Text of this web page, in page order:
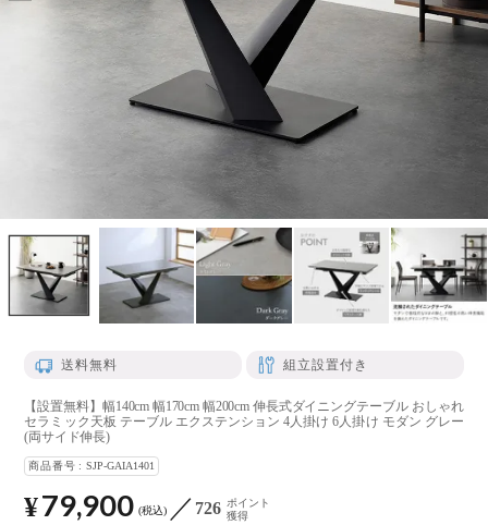
送料無料 組立設置付き
【設置無料】幅140cm 幅170cm 幅200cm 伸長式ダイニングテーブル おしゃれ
セラミック天板 テーブル エクステンション 4人掛け 6人掛け モダン グレー
(両サイド伸長)
商品番号 SJP-GAIA1401
¥79,900 税込 726 ポイント
獲得